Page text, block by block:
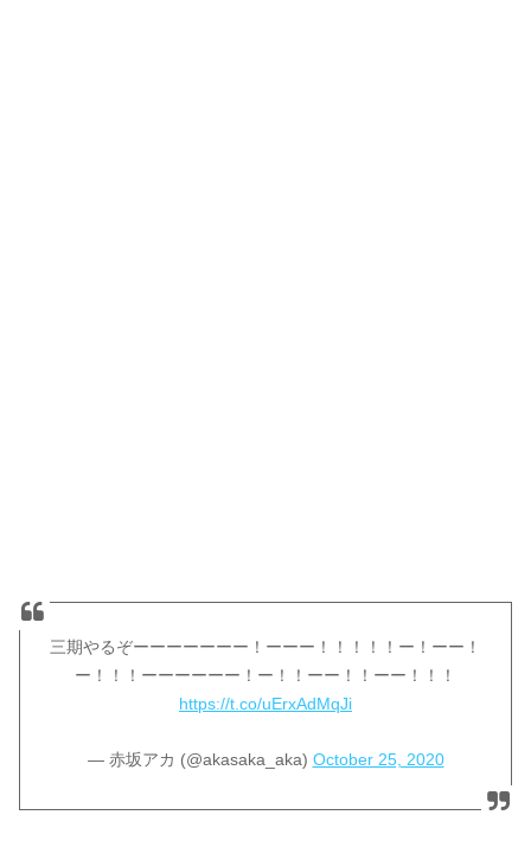
三期やるぞーーーーーーー！ーーー！！！！！ー！ーー！
ー！！！ーーーーーー！ー！！ーー！！ーー！！！
https://t.co/uErxAdMqJi
— 赤坂アカ (@akasaka_aka) October 25, 2020